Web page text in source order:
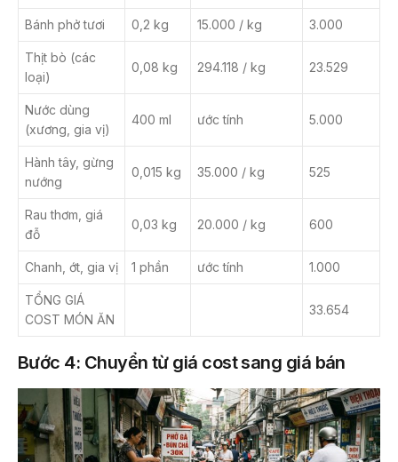
Bánh phở tươi 0,2 kg 15.000 / kg 3.000
Thịt bò (các
loại)
0,08 kg 294.118 / kg 23.529
Nước dùng
(xương, gia vị)
400 ml ước tính 5.000
Hành tây, gừng
nướng
0,015 kg 35.000 / kg 525
Rau thơm, giá
đỗ
0,03 kg 20.000 / kg 600
Chanh, ớt, gia vị 1 phần ước tính 1.000
TỔNG GIÁ
COST MÓN ĂN
33.654
Bước 4: Chuyển từ giá cost sang giá bán